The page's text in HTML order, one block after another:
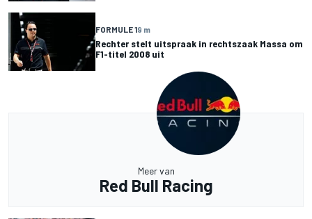
FORMULE 19 m
Rechter stelt uitspraak in rechtszaak Massa om
F1-titel 2008 uit
Meer van
Red Bull Racing